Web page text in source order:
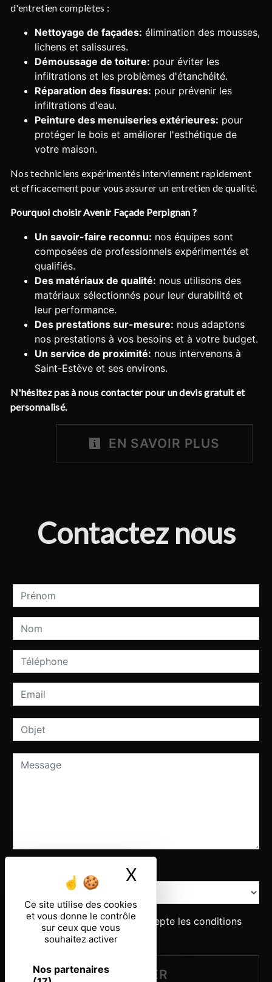
Ce site utilise des cookies
et vous donne le contrôle
sur ceux que vous
souhaitez activer
Nos partenaires
X
d'entretien complètes :
Nettoyage de façades: élimination des mousses,
lichens et salissures.
Démoussage de toiture: pour éviter les
infiltrations et les problèmes d'étanchéité.
Réparation des fissures: pour prévenir les
infiltrations d'eau.
Peinture des menuiseries extérieures: pour
protéger le bois et améliorer l'esthétique de
votre maison.
Nos techniciens expérimentés interviennent rapidement
et efficacement pour vous assurer un entretien de qualité.
Pourquoi choisir Avenir Façade Perpignan ?
Un savoir-faire reconnu: nos équipes sont
composées de professionnels expérimentés et
qualifiés.
Des matériaux de qualité: nous utilisons des
matériaux sélectionnés pour leur durabilité et
leur performance.
Des prestations sur-mesure: nous adaptons
nos prestations à vos besoins et à votre budget.
Un service de proximité: nous intervenons à
Saint-Estève et ses environs.
N'hésitez pas à nous contacter pour un devis gratuit et
personnalisé.
EN SAVOIR PLUS
Contactez nous
Combien font un plus cinq
En cochant cette case, j'accepte les conditions
particulières ci-dessous **
ENVOYER